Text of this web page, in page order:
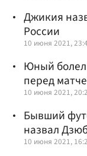
Джикия
России
10 июня 2021,
Юный
перед
10 июня 2021,
Бывший
назвал
10 июня 2021,